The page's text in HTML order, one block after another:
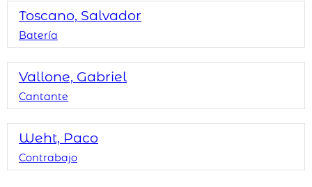
Toscano, Salvador
Batería
Vallone, Gabriel
Cantante
Weht, Paco
Contrabajo